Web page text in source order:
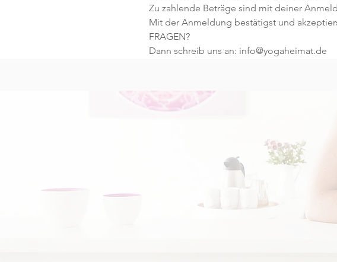
Zu zahlende Beträge sind mit deiner
Mit der Anmeldung bestätigst und
FRAGEN?
Dann schreib uns an: info@yogaheimat.de